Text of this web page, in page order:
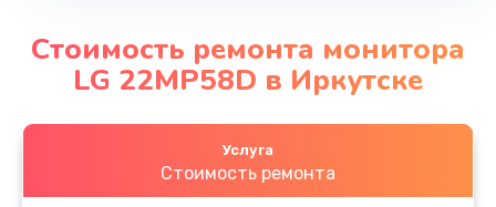
Стоимость ремонта монитора
LG 22MP58D в Иркутске
Услуга
Стоимость ремонта